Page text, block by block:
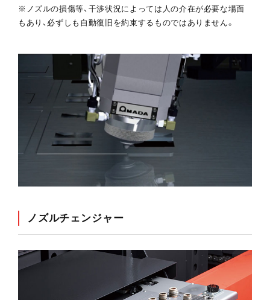
※ノズルの損傷等、干渉状況によっては人の介在が必要な場面
もあり、必ずしも自動復旧を約束するものではありません。
ノズルチェンジャー